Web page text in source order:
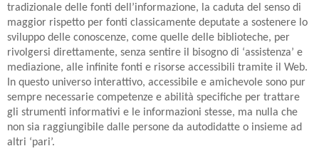
tradizionale delle fonti dell’informazione, la caduta del senso di
maggior rispetto per fonti classicamente deputate a sostenere lo
sviluppo delle conoscenze, come quelle delle biblioteche, per
rivolgersi direttamente, senza sentire il bisogno di ‘assistenza’ e
mediazione, alle infinite fonti e risorse accessibili tramite il Web.
In questo universo interattivo, accessibile e amichevole sono pur
sempre necessarie competenze e abilità specifiche per trattare
gli strumenti informativi e le informazioni stesse, ma nulla che
non sia raggiungibile dalle persone da autodidatte o insieme ad
altri ‘pari’.